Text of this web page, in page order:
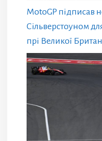
MotoGP підписав
Сільверстоуном
прі Великої